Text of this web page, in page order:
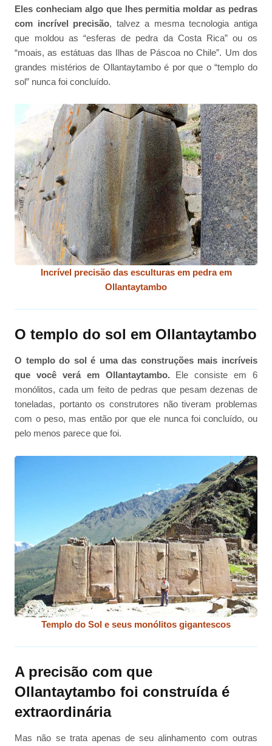
Eles conheciam algo que lhes permitia moldar as pedras
com incrível precisão, talvez a mesma tecnologia antiga
que moldou as “esferas de pedra da Costa Rica” ou os
“moais, as estátuas das Ilhas de Páscoa no Chile”. Um dos
grandes mistérios de Ollantaytambo é por que o “templo do
sol” nunca foi concluído.
Incrível precisão das esculturas em pedra em
Ollantaytambo
O templo do sol em Ollantaytambo
O templo do sol é uma das construções mais incríveis
que você verá em Ollantaytambo.Ele consiste em 6
monólitos, cada um feito de pedras que pesam dezenas de
toneladas, portanto os construtores não tiveram problemas
com o peso, mas então por que ele nunca foi concluído, ou
pelo menos parece que foi.
Templo do Sol e seus monólitos gigantescos
A precisão com que
Ollantaytambo foi construída é
extraordinária
Mas não se trata apenas de seu alinhamento com outras